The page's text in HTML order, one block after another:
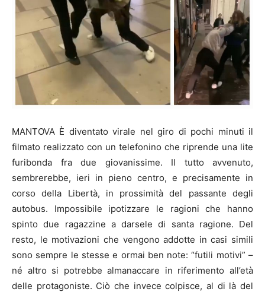
MANTOVA È diventato virale nel giro di pochi minuti il
filmato realizzato con un telefonino che riprende una lite
furibonda fra due giovanissime. Il tutto avvenuto,
sembrerebbe, ieri in pieno centro, e precisamente in
corso della Libertà, in prossimità del passante degli
autobus. Impossibile ipotizzare le ragioni che hanno
spinto due ragazzine a darsele di santa ragione. Del
resto, le motivazioni che vengono addotte in casi simili
sono sempre le stesse e ormai ben note: “futili motivi” –
né altro si potrebbe almanaccare in riferimento all’età
delle protagoniste. Ciò che invece colpisce, al di là del